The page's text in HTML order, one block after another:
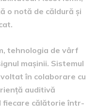
o notă de căldură și
tehnologia de vârf
mașinii. Sistemul
în colaborare cu
auditivă
fiecare călătorie într-